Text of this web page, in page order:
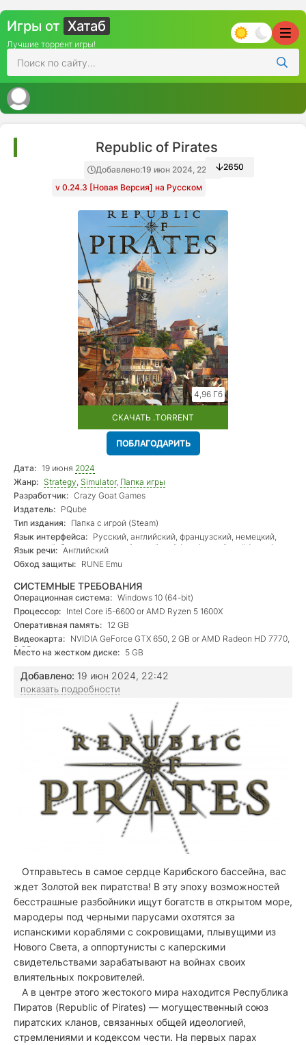
Игры от Хатаб
Лучшие торрент игры!
Republic of Pirates
Добавлено:19 июн 2024, 22:42
v 0.24.3 [Новая Версия] на Русском
2650
4,96 Гб
СКАЧАТЬ .TORRENT
ПОБЛАГОДАРИТЬ
Дата: 19 июня 2024
Жанр: Strategy, Simulator, Папка игры
Разработчик: Crazy Goat Games
Издатель: PQube
Тип издания: Папка с игрой (Steam)
Язык интерфейса: Русский, английский, французский, немецкий,
испанский, бр. португальский, китайский (упр.), китайский (трад.),
корейский, польский
Язык речи: Английский
Обход защиты: RUNE Emu
СИСТЕМНЫЕ ТРЕБОВАНИЯ
Операционная система: Windows 10 (64-bit)
Процессор: Intel Core i5-6600 or AMD Ryzen 5 1600X
Оперативная память: 12 GB
Видеокарта: NVIDIA GeForce GTX 650, 2 GB or AMD Radeon HD 7770,
2 GB
Место на жестком диске: 5 GB
Добавлено: 19 июн 2024, 22:42
показать подробности
Отправьтесь в самое сердце Карибского бассейна, вас
ждет Золотой век пиратства! В эту эпоху возможностей
бесстрашные разбойники ищут богатств в открытом море,
мародеры под черными парусами охотятся за
испанскими кораблями с сокровищами, плывущими из
Нового Света, а оппортунисты с каперскими
свидетельствами зарабатывают на войнах своих
влиятельных покровителей.
А в центре этого жестокого мира находится Республика
Пиратов (Republic of Pirates) — могущественный союз
пиратских кланов, связанных общей идеологией,
стремлениями и кодексом чести. На первых парах